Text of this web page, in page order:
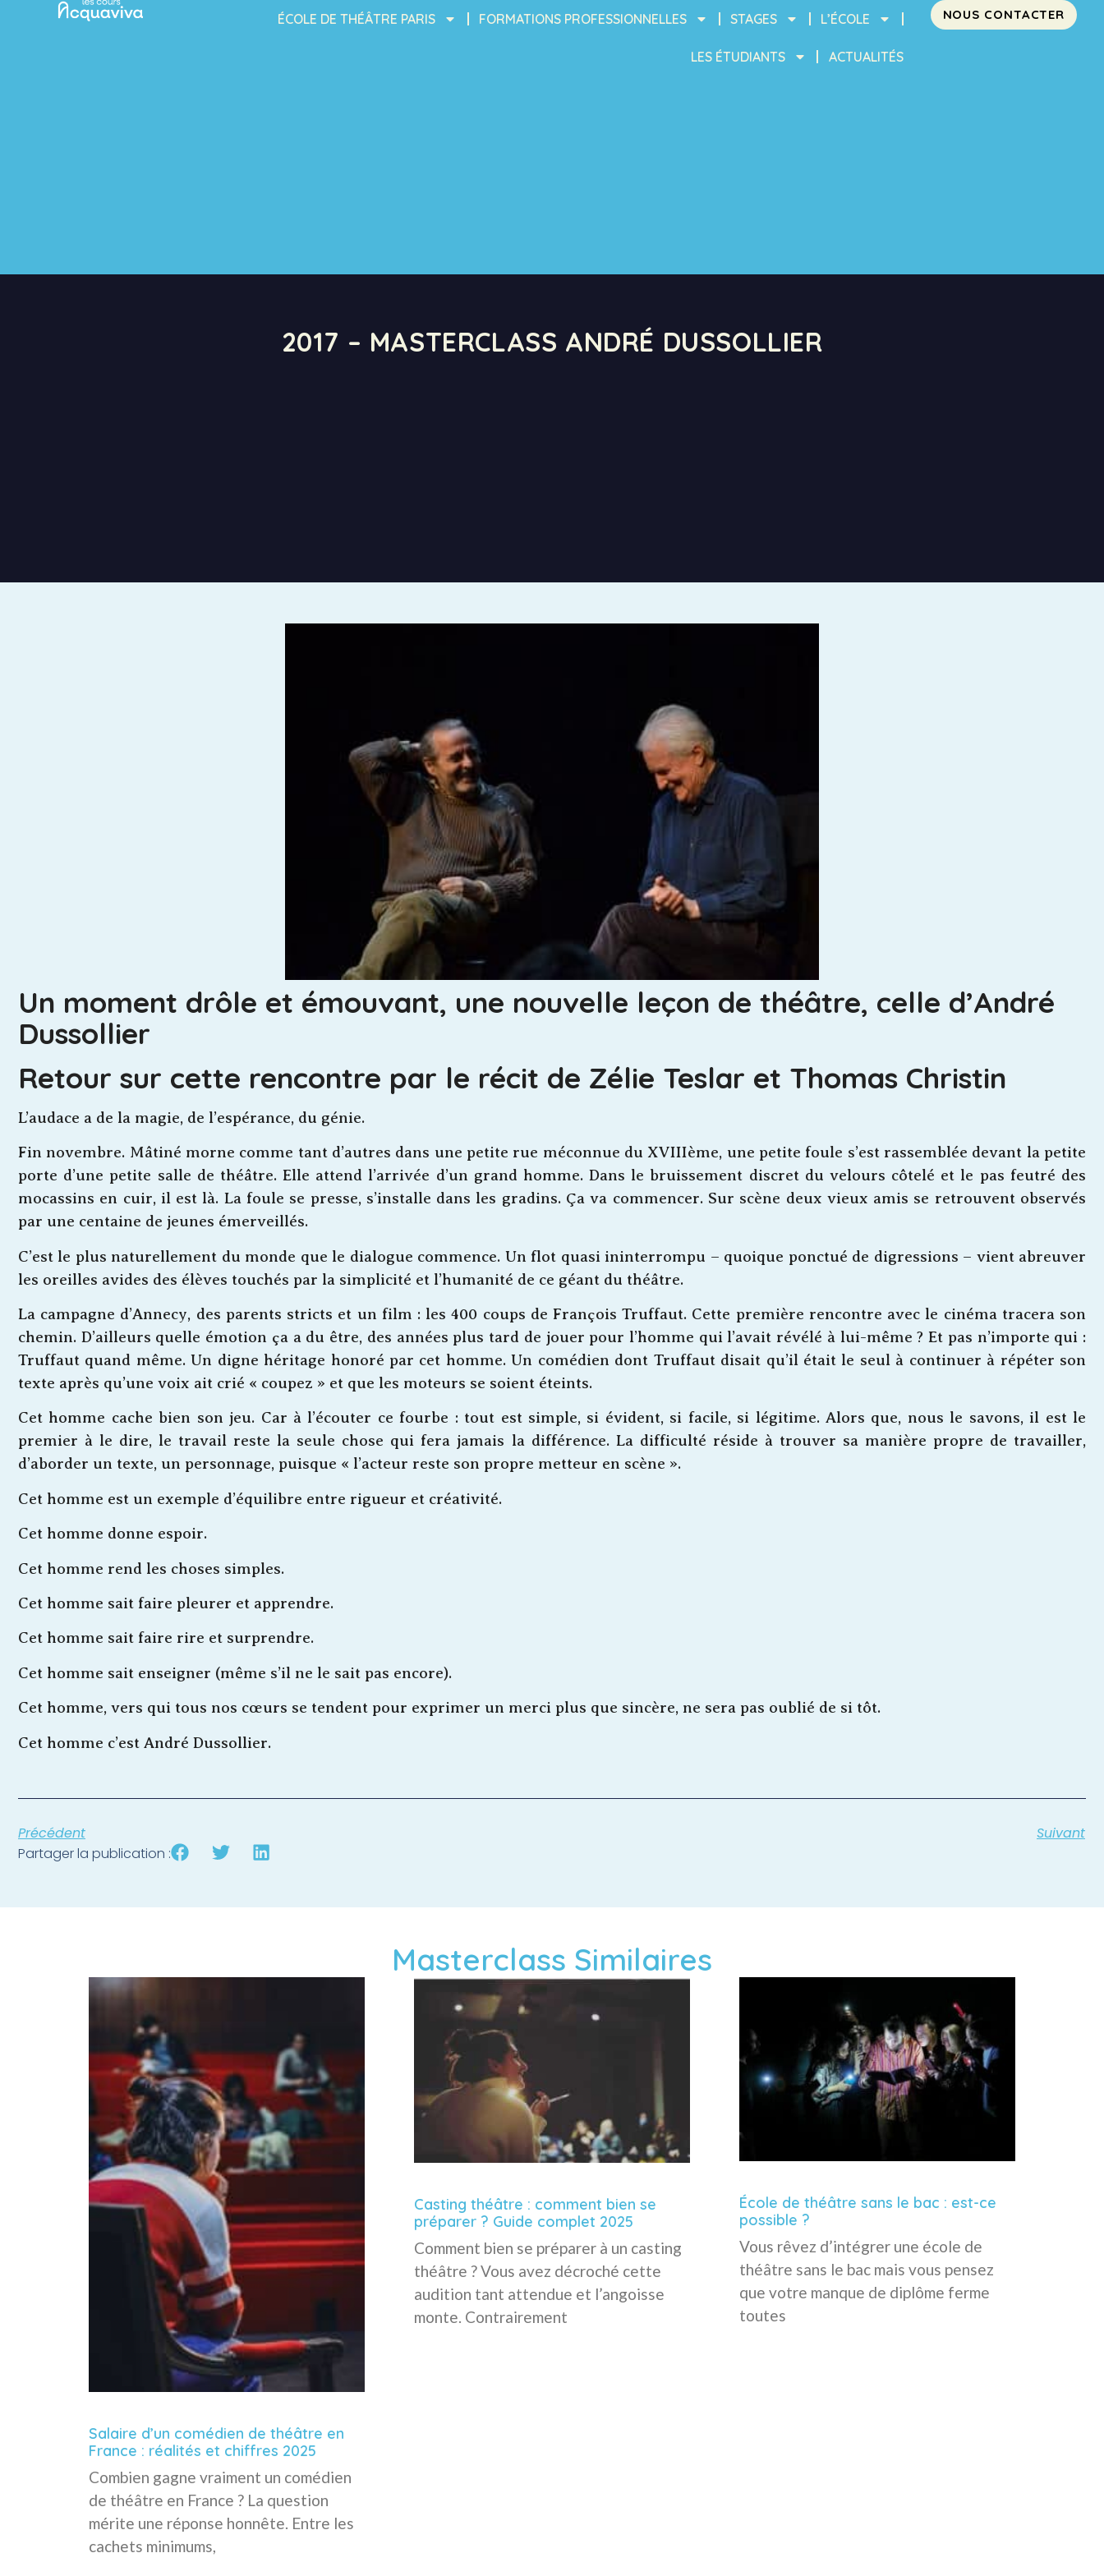
ÉCOLE DE THÉÂTRE PARIS FORMATIONS PROFESSIONNELLES STAGES L’ÉCOLE
LES ÉTUDIANTS ACTUALITÉS
NOUS CONTACTER
2017 – MASTERCLASS ANDRÉ DUSSOLLIER
Un moment drôle et émouvant, une nouvelle leçon de théâtre, celle d’André
Dussollier
Retour sur cette rencontre par le récit de Zélie Teslar et Thomas Christin
L’audace a de la magie, de l’espérance, du génie.
Fin novembre. Mâtiné morne comme tant d’autres dans une petite rue méconnue du XVIIIème, une petite foule s’est rassemblée devant la petite
porte d’une petite salle de théâtre. Elle attend l’arrivée d’un grand homme. Dans le bruissement discret du velours côtelé et le pas feutré des
mocassins en cuir, il est là. La foule se presse, s’installe dans les gradins. Ça va commencer. Sur scène deux vieux amis se retrouvent observés
par une centaine de jeunes émerveillés.
C’est le plus naturellement du monde que le dialogue commence. Un flot quasi ininterrompu – quoique ponctué de digressions – vient abreuver
les oreilles avides des élèves touchés par la simplicité et l’humanité de ce géant du théâtre.
La campagne d’Annecy, des parents stricts et un film : les 400 coups de François Truffaut. Cette première rencontre avec le cinéma tracera son
chemin. D’ailleurs quelle émotion ça a du être, des années plus tard de jouer pour l’homme qui l’avait révélé à lui-même ? Et pas n’importe qui :
Truffaut quand même. Un digne héritage honoré par cet homme. Un comédien dont Truffaut disait qu’il était le seul à continuer à répéter son
texte après qu’une voix ait crié « coupez » et que les moteurs se soient éteints.
Cet homme cache bien son jeu. Car à l’écouter ce fourbe : tout est simple, si évident, si facile, si légitime. Alors que, nous le savons, il est le
premier à le dire, le travail reste la seule chose qui fera jamais la différence. La difficulté réside à trouver sa manière propre de travailler,
d’aborder un texte, un personnage, puisque « l’acteur reste son propre metteur en scène ».
Cet homme est un exemple d’équilibre entre rigueur et créativité.
Cet homme donne espoir.
Cet homme rend les choses simples.
Cet homme sait faire pleurer et apprendre.
Cet homme sait faire rire et surprendre.
Cet homme sait enseigner (même s’il ne le sait pas encore).
Cet homme, vers qui tous nos cœurs se tendent pour exprimer un merci plus que sincère, ne sera pas oublié de si tôt.
Cet homme c’est André Dussollier.
Précédent
Suivant
Partager la publication :
Masterclass Similaires
Salaire d’un comédien de théâtre en
France : réalités et chiffres 2025
Combien gagne vraiment un comédien
de théâtre en France ? La question
mérite une réponse honnête. Entre les
cachets minimums,
Casting théâtre : comment bien se
préparer ? Guide complet 2025
Comment bien se préparer à un casting
théâtre ? Vous avez décroché cette
audition tant attendue et l’angoisse
monte. Contrairement
École de théâtre sans le bac : est-ce
possible ?
Vous rêvez d’intégrer une école de
théâtre sans le bac mais vous pensez
que votre manque de diplôme ferme
toutes